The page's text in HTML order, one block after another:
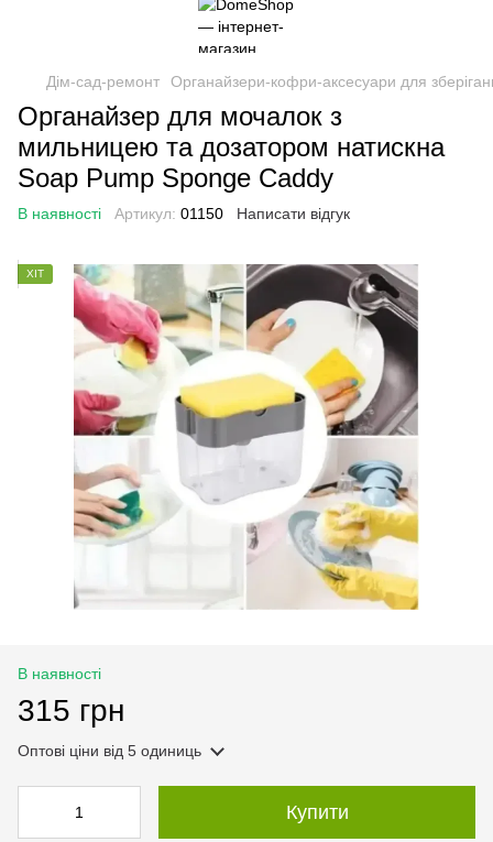
Дім-сад-ремонт Органайзери-кофри-аксесуари для
Органайзер для мочалок з
мильницею та дозатором натискна
Soap Pump Sponge Caddy
В наявності Артикул: 01150 Написати відгук
ХІТ
В наявності
315 грн
Оптові ціни від 5 одиниць
Купити